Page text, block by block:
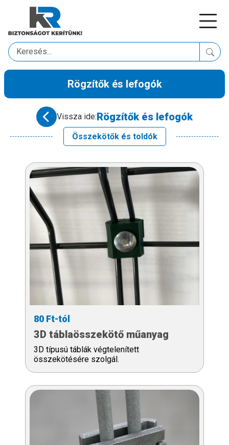
Rögzítők és lefogók
Vissza ide:Rögzítők és lefogók
Összekötők és toldók
80 Ft-tól
3D táblaösszekötő műanyag
3D típusú táblák végtelenített
összekötésére szolgál.